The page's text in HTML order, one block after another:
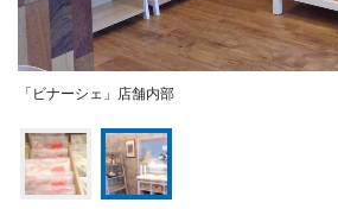
「ビナーシェ」店舗内部